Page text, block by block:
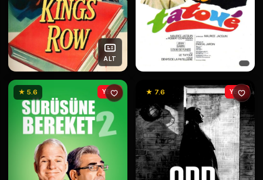
ALT
★ 5.6 YENİ ★ 7.6 YENİ